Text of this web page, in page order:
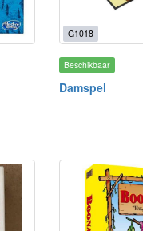
G1018
Beschikbaar
Damspel